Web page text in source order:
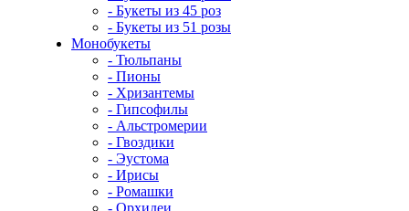
- Букеты из 45 роз
- Букеты из 51 розы
Монобукеты
- Тюльпаны
- Пионы
- Хризантемы
- Гипсофилы
- Альстромерии
- Гвоздики
- Эустома
- Ирисы
- Ромашки
- Орхидеи